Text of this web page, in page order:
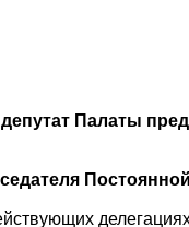
депутат Палаты